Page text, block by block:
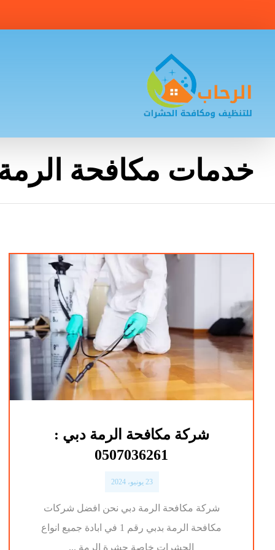
خدمات مكافحة
شركة مكافحة الرمة دبي :
0507036261
23 يونيو، 2024
شركة مكافحة الرمة دبي نحن افضل شركات
مكافحة الرمة بدبي رقم 1 في ابادة جميع انواع
الحشرات خاصة حشرة الرمة ...